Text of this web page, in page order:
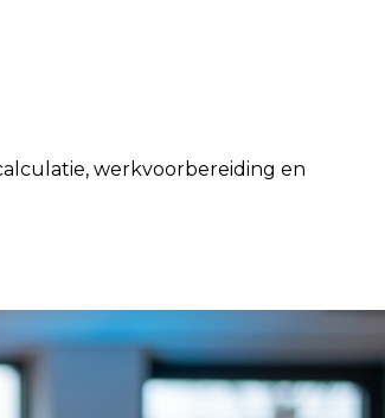
werkvoorbereiding en